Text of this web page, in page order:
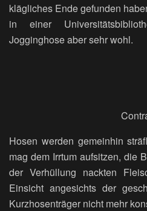
klägliches Ende gefunden
in einer
Jogginghose aber sehr wohl.
Hosen werden gemeinhin
mag dem Irrtum aufsitzen, die
der Verhüllung nackten
Einsicht angesichts der
Kurzhosenträger nicht mehr